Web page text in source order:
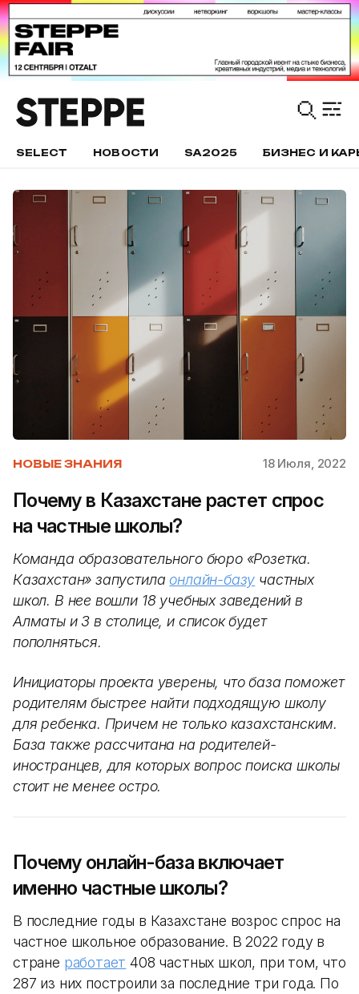
SELECT НОВОСТИ SA2025 БИЗНЕС И
НОВЫЕ ЗНАНИЯ 18 Июля, 2022
Почему в Казахстане растет спрос
на частные школы?
Команда образовательного бюро «Розетка.
Казахстан» запустилаонлайн-базу частных
школ. В нее вошли 18 учебных заведений в
Алматы и 3 в столице, и список будет
пополняться.
Инициаторы проекта уверены, что база поможет
родителям быстрее найти подходящую школу
для ребенка. Причем не только казахстанским.
База также рассчитана на родителей-
иностранцев, для которых вопрос поиска школы
стоит не менее остро.
Почему онлайн-база включает
именно частные школы?
В последние годы в Казахстане возрос спрос на
частное школьное образование. В 2022 году в
стране работает 408 частных школ, при том, что
287 из них построили за последние три года. По